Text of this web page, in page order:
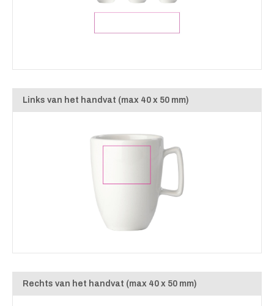
Links van het handvat (max 40 x 50 mm)
Rechts van het handvat (max 40 x 50 mm)